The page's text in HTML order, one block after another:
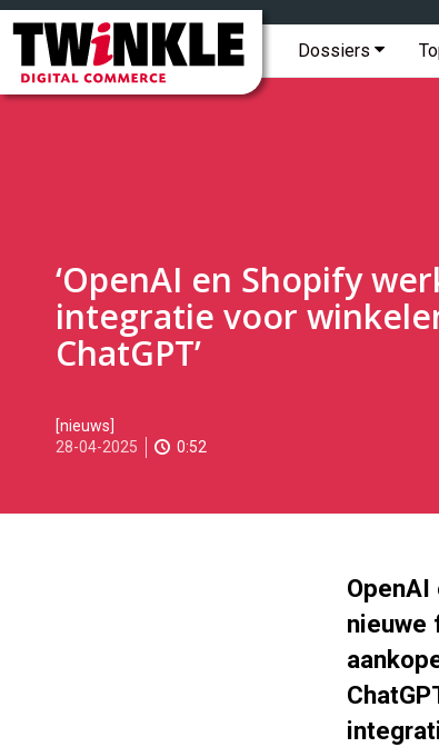
Twinkle
Digital
Commerce
Hoofdmenu
Dossiers
Topmenu
‘OpenAI en Shopify
integratie voor
ChatGPT’
2025-
04-
04-
[nieuws]
28-04-2025
0:52
nieuwe